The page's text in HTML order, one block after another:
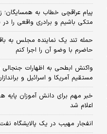
پیام عراقچی خطاب به
متکی باشیم و برادری واقعی را
حمله تند یک نماینده مجلس به
حاضرم با وضو آن را اجرا کنم
واکنش ابطحی به اظهارات جنجالی
مستقیم آمریکا و اسرائیل و
خبر مهم برای دانش آموزان پایه
اعلام شد
انفجار مهیب در یک پالایشگاه